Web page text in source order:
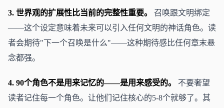
3. 世界观的扩展性比当前的完整性重要。
召唤跟文明绑定
——这个设定意味着未来可以引入任何文明的神话角色。读
者会期待"下一个召唤是什么"——这种期待感比任何章末悬
念都强。
4. 90个角色不是用来记忆的——是用来感受的。
不要奢望
读者记住每一个角色。让他们记住核心的5-8个就够了。其